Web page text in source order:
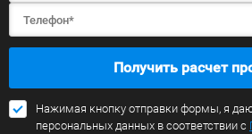
Получить расчет
Нажимая кнопку отправки формы, я
персональных данных в соответствии с